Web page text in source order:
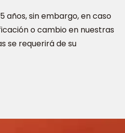
años, sin embargo, en caso
o cambio en nuestras
se requerirá de su